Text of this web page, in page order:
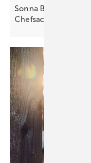
Sonna Barry von
Chefsache